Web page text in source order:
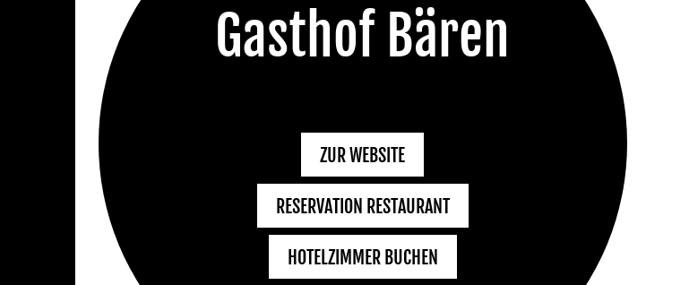
Gasthof Bären
ZUR WEBSITE
RESERVATION RESTAURANT
HOTELZIMMER BUCHEN